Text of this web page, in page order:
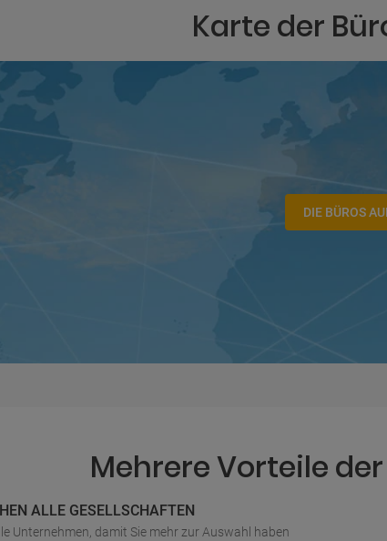
Karte der
DIE BÜROS
Mehrere Vorteile
ALLE GESELLSCHAFTEN
Unternehmen, damit Sie mehr zur Auswahl haben